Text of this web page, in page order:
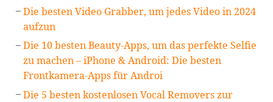
Die besten Video Grabber, um jedes Video in 2024
aufzun
Die 10 besten Beauty-Apps, um das perfekte Selfie
zu machen – iPhone & Android: Die besten
Frontkamera-Apps für Androi
Die 5 besten kostenlosen Vocal Removers zur